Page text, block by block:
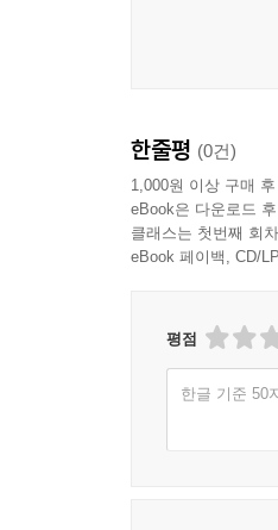
한줄평 (0건)
1,000원 이상 구매
eBook은 다운로드
클래스는 첫번째 회
eBook 페이백, CD/
평점
한글 기준 50